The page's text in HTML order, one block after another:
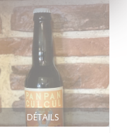
DÉTAILS